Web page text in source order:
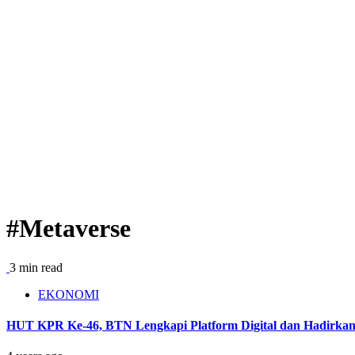
#Metaverse
3 min read
EKONOMI
HUT KPR Ke-46, BTN Lengkapi Platform Digital dan Hadirkan